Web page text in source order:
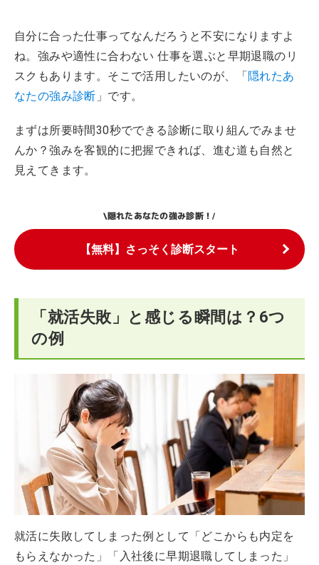
自分に合った仕事ってなんだろうと不安になりますよ
ね。強みや適性に合わない 仕事を選ぶと早期退職のリ
スクもあります。そこで活用したいのが、「隠れたあ
なたの強み診断 」です。
まずは所要時間30秒でできる診断に取り組んでみませ
んか？強みを客観的に把握できれば、進む道も自然と
見えてきます。
\隠れたあなたの強み診断！/
【無料】さっそく診断スタート
「就活失敗」と感じる瞬間は？6つ
の例
就活に失敗してしまった例として「どこからも内定を
もらえなかった」「入社後に早期退職してしまった」